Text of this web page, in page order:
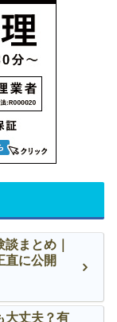
まとめ｜
直に公開
大丈夫？有